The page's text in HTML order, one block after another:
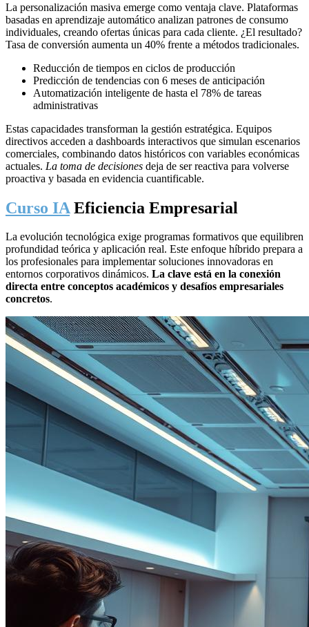
La personalización masiva emerge como ventaja clave. Plataformas
basadas en aprendizaje automático analizan patrones de consumo
individuales, creando ofertas únicas para cada cliente. ¿El resultado?
Tasa de conversión aumenta un 40% frente a métodos tradicionales.
Reducción de tiempos en ciclos de producción
Predicción de tendencias con 6 meses de anticipación
Automatización inteligente de hasta el 78% de tareas
administrativas
Estas capacidades transforman la gestión estratégica. Equipos
directivos acceden a dashboards interactivos que simulan escenarios
comerciales, combinando datos históricos con variables económicas
actuales. La toma de decisiones deja de ser reactiva para volverse
proactiva y basada en evidencia cuantificable.
Curso IA Eficiencia Empresarial
La evolución tecnológica exige programas formativos que equilibren
profundidad teórica y aplicación real. Este enfoque híbrido prepara a
los profesionales para implementar soluciones innovadoras en
entornos corporativos dinámicos. La clave está en la conexión
directa entre conceptos académicos y desafíos empresariales
concretos.